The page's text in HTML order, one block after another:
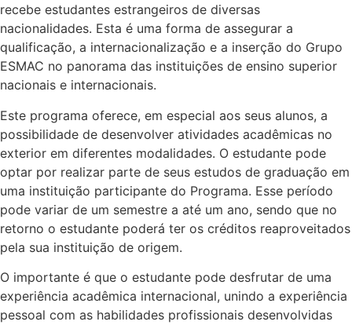
recebe estudantes estrangeiros de diversas
nacionalidades. Esta é uma forma de assegurar a
qualificação, a internacionalização e a inserção do Grupo
ESMAC no panorama das instituições de ensino superior
nacionais e internacionais.
Este programa oferece, em especial aos seus alunos, a
possibilidade de desenvolver atividades acadêmicas no
exterior em diferentes modalidades. O estudante pode
optar por realizar parte de seus estudos de graduação em
uma instituição participante do Programa. Esse período
pode variar de um semestre a até um ano, sendo que no
retorno o estudante poderá ter os créditos reaproveitados
pela sua instituição de origem.
O importante é que o estudante pode desfrutar de uma
experiência acadêmica internacional, unindo a experiência
pessoal com as habilidades profissionais desenvolvidas